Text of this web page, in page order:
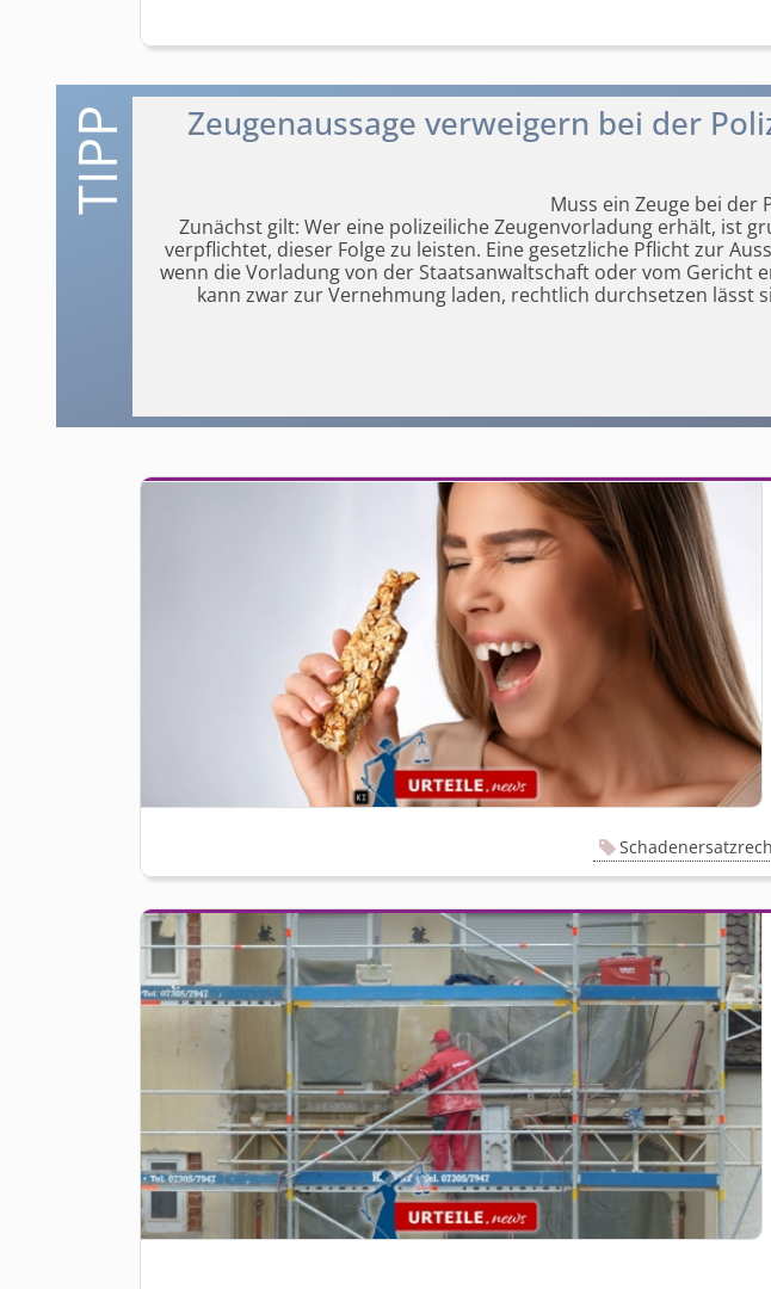
Zeugenaussage verweigern bei der
Muss ein Zeuge bei der
Zunächst gilt: Wer eine polizeiliche Zeugenvorladung erhält, ist
verpflichtet, dieser Folge zu leisten. Eine gesetzliche Pflicht zur
wenn die Vorladung von der Staatsanwaltschaft oder vom Gericht
kann zwar zur Vernehmung laden, rechtlich durchsetzen lässt